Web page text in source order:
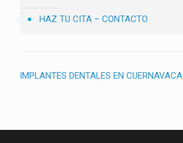
HAZ TU CITA – CONTACTO
IMPLANTES DENTALES EN CUERNAVACA